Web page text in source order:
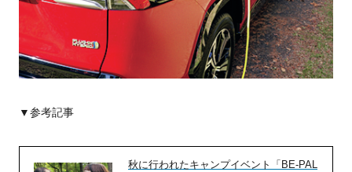
▼参考記事
秋に行われたキャンプイベント「BE-PAL